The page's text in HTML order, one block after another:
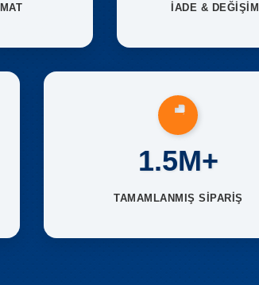
İADE & DEĞİŞİM
1.5M+
TAMAMLANMIŞ SİPARİŞ